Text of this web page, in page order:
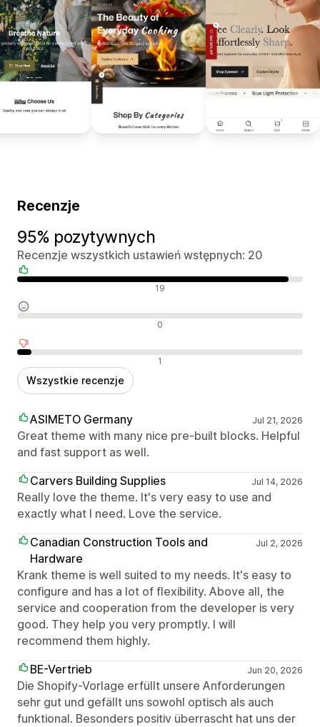
Recenzje
95% pozytywnych
Recenzje wszystkich ustawień wstępnych: 20
19
0
1
Wszystkie recenzje
ASIMETO Germany Jul 21, 2026
Great theme with many nice pre-built blocks. Helpful
and fast support as well.
Carvers Building Supplies
Jul 14, 2026
Really love the theme. It's very easy to use and
exactly what I need. Love the service.
Canadian Construction Tools and
Hardware
Jul 2, 2026
Krank theme is well suited to my needs. It's easy to
configure and has a lot of flexibility. Above all, the
service and cooperation from the developer is very
good. They help you very promptly. I will
recommend them highly.
BE-Vertrieb
Jun 20, 2026
Die Shopify-Vorlage erfüllt unsere Anforderungen
sehr gut und gefällt uns sowohl optisch als auch
funktional. Besonders positiv überrascht hat uns der